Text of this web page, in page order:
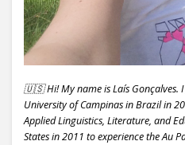
🇺🇸 Hi! My name is Laís Gonçalves.
University of Campinas in Brazil in
Applied Linguistics, Literature, and
States in 2011 to experience the Au